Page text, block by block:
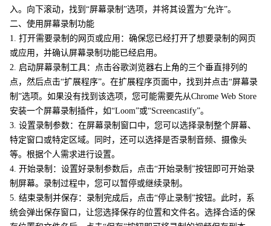
入。向下滚动，找到“屏幕录制”选项，并将其设置为“允许”。
二、使用屏幕录制功能
1. 打开需要录制的网页或应用：确保您已经打开了想要录制的网页
或应用，并确认屏幕录制功能已经启用。
2. 启动屏幕录制工具：点击谷歌浏览器右上角的三个垂直排列的
点，然后点击“扩展程序”。在扩展程序页面中，找到并点击“屏幕录
制”选项。如果没有找到该选项，您可能需要先从Chrome Web Store
安装一个屏幕录制插件，如“Loom”或“Screencastify”。
3. 设置录制参数：在屏幕录制窗口中，您可以选择录制整个屏幕、
特定窗口或特定区域。同时，还可以选择是否录制音频、摄像头
等。根据个人需求进行设置。
4. 开始录制：设置好录制参数后，点击“开始录制”按钮即可开始录
制屏幕。录制过程中，您可以暂停或继续录制。
5. 结束录制并保存：录制完成后，点击“停止录制”按钮。此时，系
统会弹出保存窗口，让您选择保存的位置和文件名。选择合适的保